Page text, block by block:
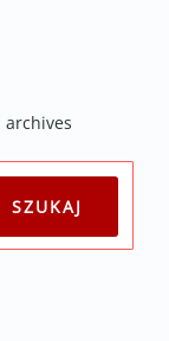
archives